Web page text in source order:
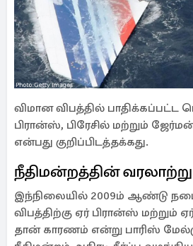
விமான விபத்தில் பாதிக்கப்பட்ட
பிரான்ஸ், பிரேசில் மற்றும் ஜேர்மன்
என்பது குறிப்பிடத்தக்கது.
நீதிமன்றத்தின் வரலாற்று
இந்நிலையில் 2009ம் ஆண்டு
விபத்திற்கு ஏர் பிரான்ஸ் மற்றும்
தான் காரணம் என்று பாரிஸ்